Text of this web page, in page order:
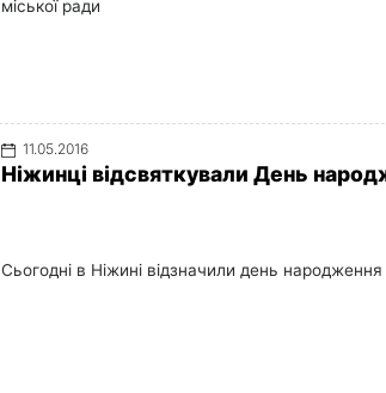
міської ради
11.05.2016
Ніжинці відсвяткували День
Сьогодні в Ніжині відзначили день